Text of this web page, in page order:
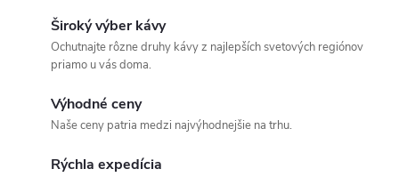
Široký výber kávy
Ochutnajte rôzne druhy kávy z najlepších svetových regiónov
priamo u vás doma.
Výhodné ceny
Naše ceny patria medzi najvýhodnejšie na trhu.
Rýchla expedícia